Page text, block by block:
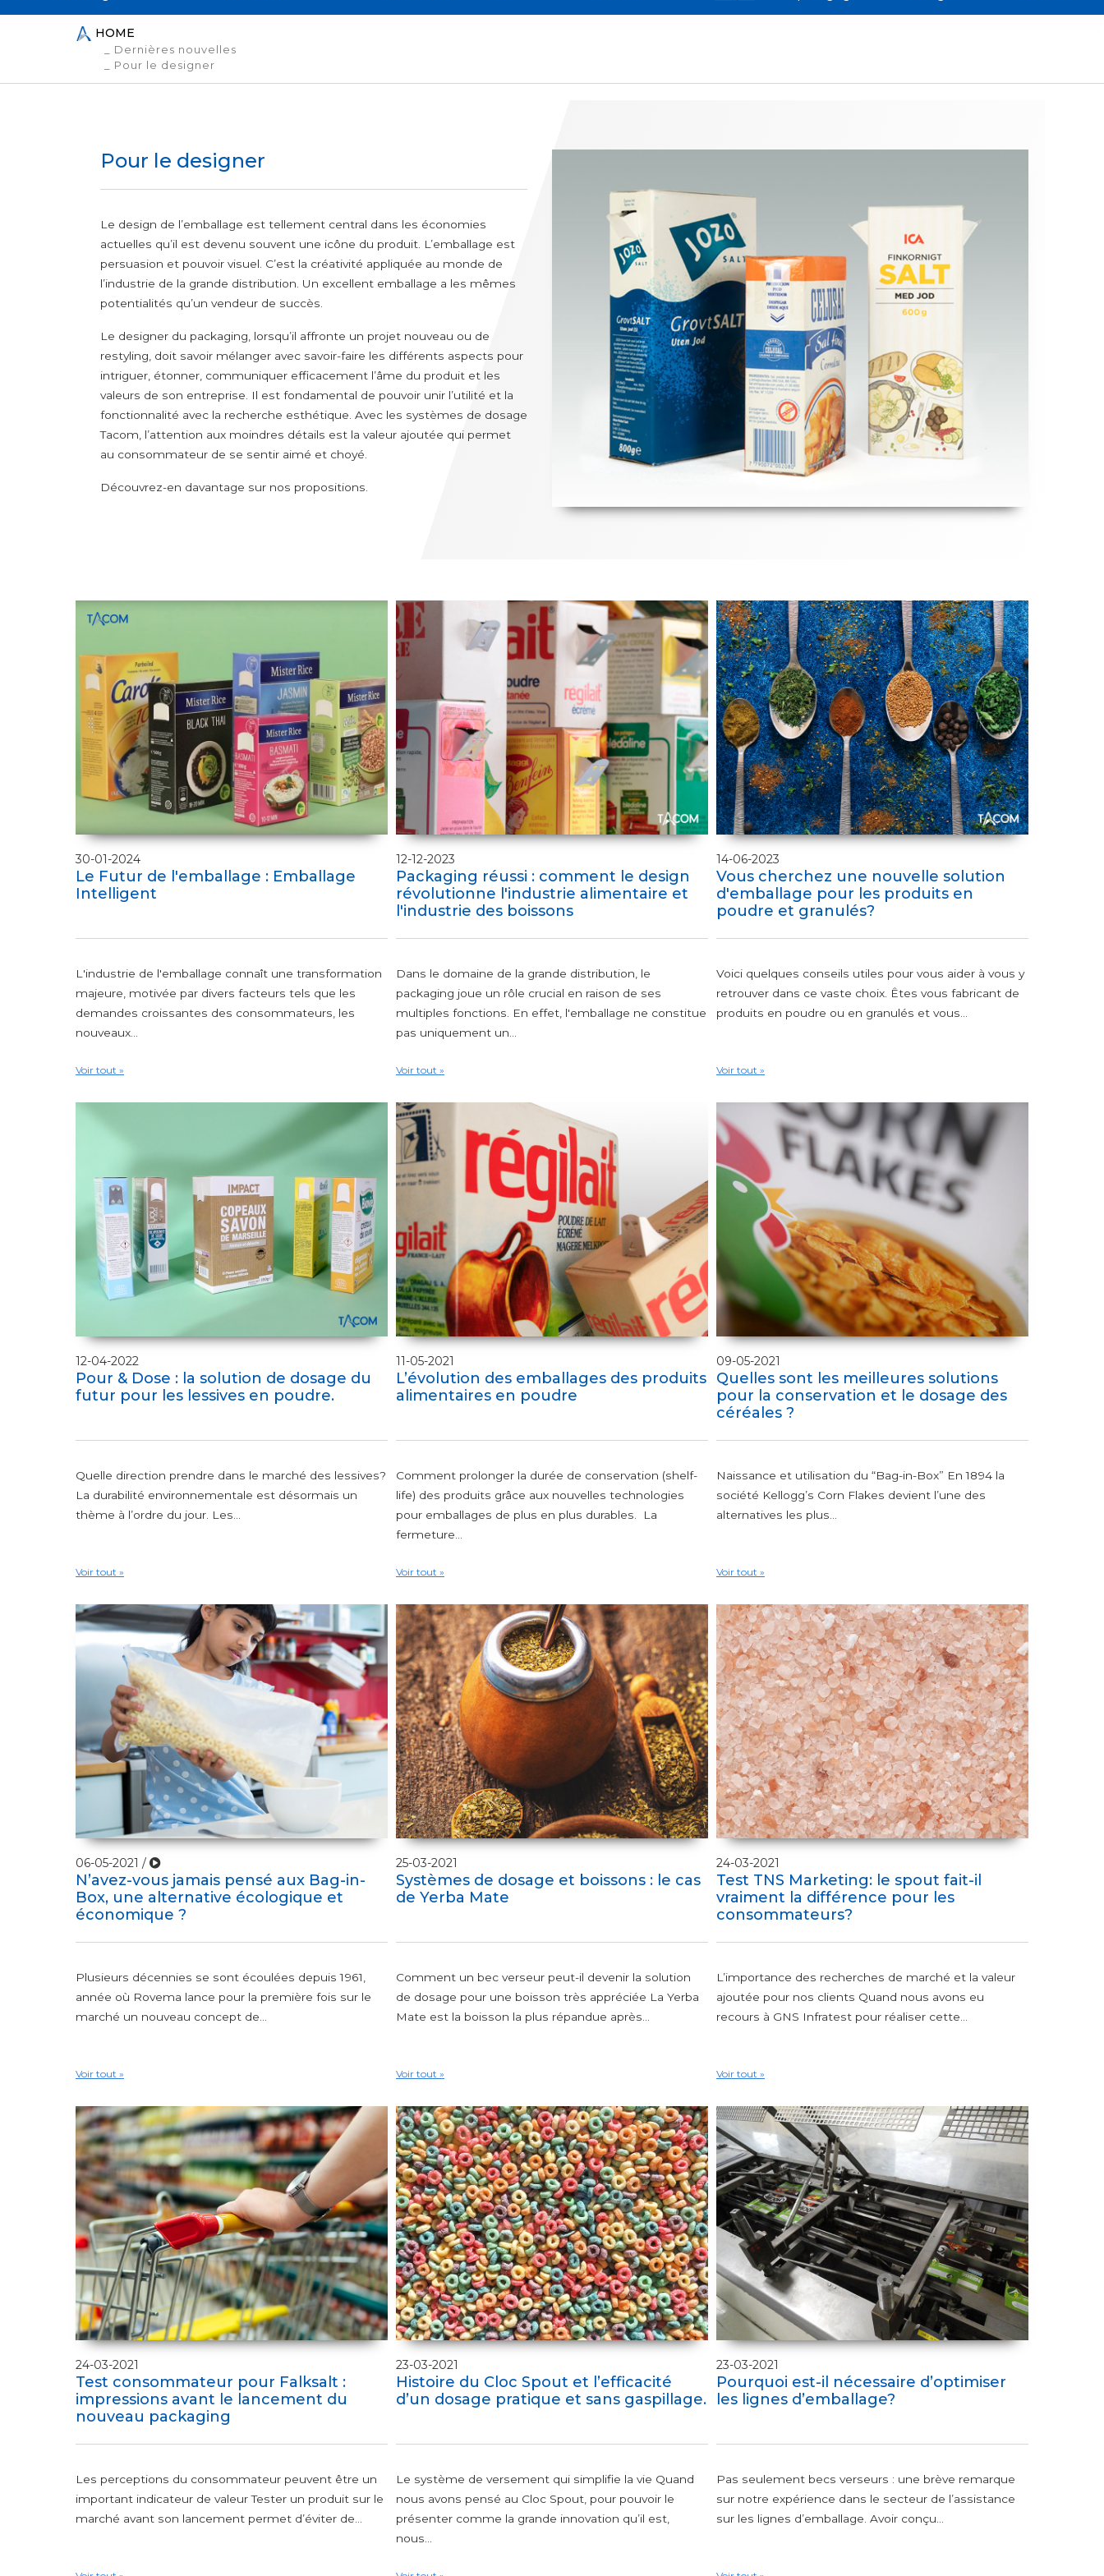
Producteurs de
Packaging designer
Graines et légumes secs
Assaisonnements, plantes aromatiques et épices
Aliments pour animaux domestiques
Cartoon feeder
HOME
_ Dernières nouvelles
_ Pour le designer
Pour le designer
Le design de l’emballage est tellement central dans les économies
actuelles qu’il est devenu souvent une icône du produit. L’emballage est
persuasion et pouvoir visuel. C’est la créativité appliquée au monde de
l’industrie de la grande distribution. Un excellent emballage a les mêmes
potentialités qu’un vendeur de succès.
Le designer du packaging, lorsqu’il affronte un projet nouveau ou de
restyling, doit savoir mélanger avec savoir-faire les différents aspects pour
intriguer, étonner, communiquer efficacement l’âme du produit et les
valeurs de son entreprise. Il est fondamental de pouvoir unir l’utilité et la
fonctionnalité avec la recherche esthétique. Avec les systèmes de dosage
Tacom, l’attention aux moindres détails est la valeur ajoutée qui permet
au consommateur de se sentir aimé et choyé.
Découvrez-en davantage sur nos propositions.
30-01-2024
Le Futur de l'emballage : Emballage
Intelligent
L'industrie de l'emballage connaît une transformation
majeure, motivée par divers facteurs tels que les
demandes croissantes des consommateurs, les
nouveaux...
Voir tout »
12-12-2023
Packaging réussi : comment le design
révolutionne l'industrie alimentaire et
l'industrie des boissons
Dans le domaine de la grande distribution, le
packaging joue un rôle crucial en raison de ses
multiples fonctions. En effet, l'emballage ne constitue
pas uniquement un...
Voir tout »
14-06-2023
Vous cherchez une nouvelle solution
d'emballage pour les produits en
poudre et granulés?
Voici quelques conseils utiles pour vous aider à vous y
retrouver dans ce vaste choix. Êtes vous fabricant de
produits en poudre ou en granulés et vous...
Voir tout »
12-04-2022
Pour & Dose : la solution de dosage du
futur pour les lessives en poudre.
Quelle direction prendre dans le marché des lessives?
La durabilité environnementale est désormais un
thème à l’ordre du jour. Les...
Voir tout »
11-05-2021
L’évolution des emballages des produits
alimentaires en poudre
Comment prolonger la durée de conservation (shelf-
life) des produits grâce aux nouvelles technologies
pour emballages de plus en plus durables. La
fermeture...
Voir tout »
09-05-2021
Quelles sont les meilleures solutions
pour la conservation et le dosage des
céréales ?
Naissance et utilisation du “Bag-in-Box” En 1894 la
société Kellogg’s Corn Flakes devient l’une des
alternatives les plus...
Voir tout »
06-05-2021 /
N’avez-vous jamais pensé aux Bag-in-
Box, une alternative écologique et
économique ?
Plusieurs décennies se sont écoulées depuis 1961,
année où Rovema lance pour la première fois sur le
marché un nouveau concept de...
Voir tout »
25-03-2021
Systèmes de dosage et boissons : le cas
de Yerba Mate
Comment un bec verseur peut-il devenir la solution
de dosage pour une boisson très appréciée La Yerba
Mate est la boisson la plus répandue après...
Voir tout »
24-03-2021
Test TNS Marketing: le spout fait-il
vraiment la différence pour les
consommateurs?
L’importance des recherches de marché et la valeur
ajoutée pour nos clients Quand nous avons eu
recours à GNS Infratest pour réaliser cette...
Voir tout »
24-03-2021
Test consommateur pour Falksalt :
impressions avant le lancement du
nouveau packaging
Les perceptions du consommateur peuvent être un
important indicateur de valeur Tester un produit sur le
marché avant son lancement permet d’éviter de...
23-03-2021
Histoire du Cloc Spout et l’efficacité
d’un dosage pratique et sans gaspillage.
Le système de versement qui simplifie la vie Quand
nous avons pensé au Cloc Spout, pour pouvoir le
présenter comme la grande innovation qu’il est,
nous...
23-03-2021
Pourquoi est-il nécessaire d’optimiser
les lignes d’emballage?
Pas seulement becs verseurs : une brève remarque
sur notre expérience dans le secteur de l’assistance
sur les lignes d’emballage. Avoir conçu...